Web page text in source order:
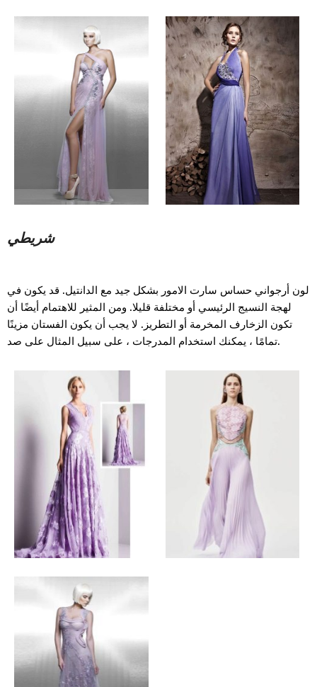
شريطي
لون أرجواني حساس سارت الامور بشكل جيد مع الدانتيل. قد يكون في
لهجة النسيج الرئيسي أو مختلفة قليلا. ومن المثير للاهتمام أيضًا أن
تكون الزخارف المخرمة أو التطريز. لا يجب أن يكون الفستان مزينًا
تمامًا ، يمكنك استخدام المدرجات ، على سبيل المثال على صد.